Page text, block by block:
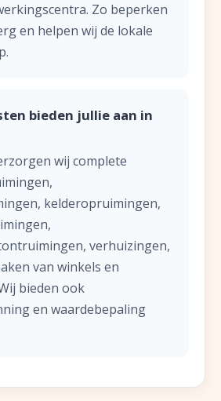
Zo beperken
en helpen wij de lokale
bieden jullie aan in
wij complete
kelderopruimingen,
verhuizingen,
van winkels en
bieden ook
en waardebepaling